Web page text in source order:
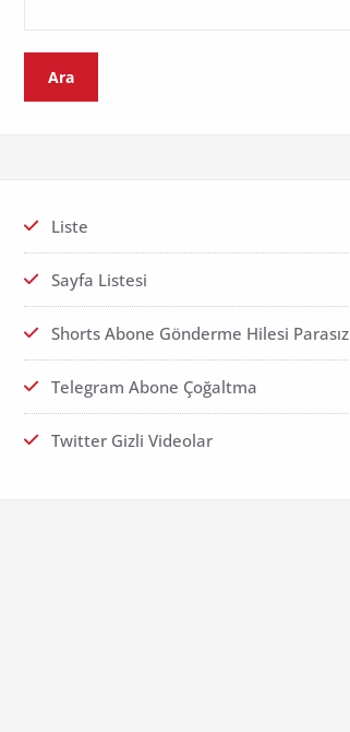
Ara
Liste
Sayfa Listesi
Shorts Abone Gönderme Hilesi Parasız
Telegram Abone Çoğaltma
Twitter Gizli Videolar